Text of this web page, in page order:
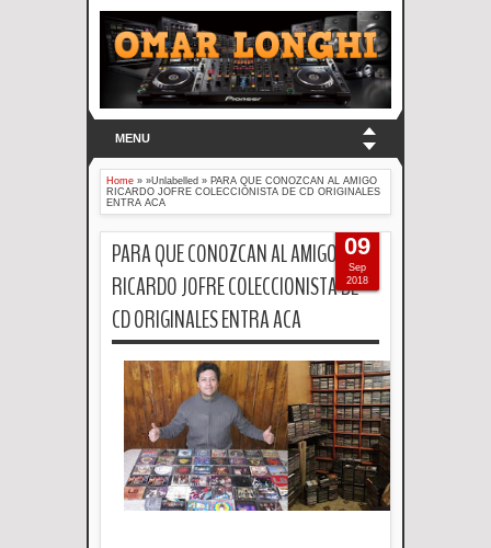
MENU
Home » »Unlabelled » PARA QUE CONOZCAN AL AMIGO
RICARDO JOFRE COLECCIONISTA DE CD ORIGINALES
ENTRA ACA
PARA QUE CONOZCAN AL AMIGO
RICARDO JOFRE COLECCIONISTA DE
CD ORIGINALES ENTRA ACA
09
Sep
2018